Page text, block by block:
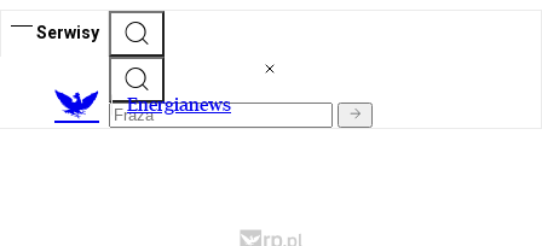
Serwisy
Energianews